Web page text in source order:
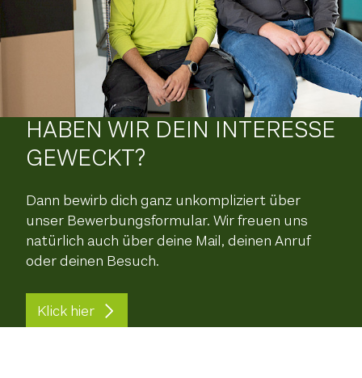
HABEN WIR DEIN INTERESSE
GEWECKT?
Dann bewirb dich ganz unkompliziert über
unser Bewerbungsformular. Wir freuen uns
natürlich auch über deine Mail, deinen Anruf
oder deinen Besuch.
Klick hier